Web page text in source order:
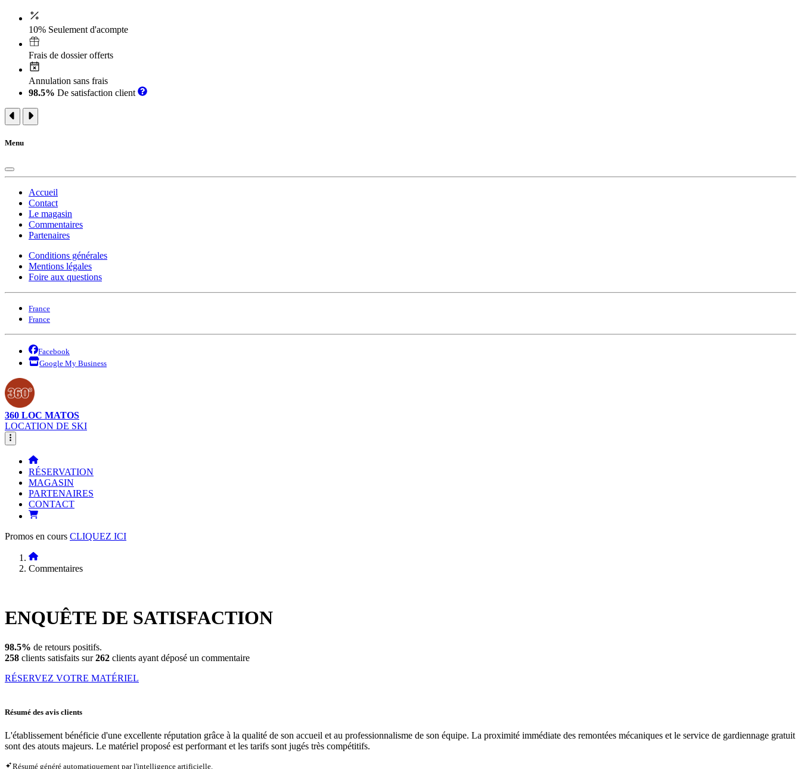
10% Seulement d'acompte
Frais de dossier offerts
Annulation sans frais
98.5% De satisfaction client
Menu
Accueil
Contact
Le magasin
Commentaires
Partenaires
Conditions générales
Mentions légales
Foire aux questions
France
France
Facebook
Google My Business
360 LOC MATOS
LOCATION DE SKI
RÉSERVATION
MAGASIN
PARTENAIRES
CONTACT
Promos en cours CLIQUEZ ICI
Commentaires
ENQUÊTE DE SATISFACTION
98.5% de retours positifs.
258 clients satisfaits sur262 clients ayant déposé un commentaire
RÉSERVEZ VOTRE MATÉRIEL
Résumé des avis clients
L'établissement bénéficie d'une excellente réputation grâce à la qualité de son accueil et au professionnalisme de son équipe. La proximité immédiate des remontées mécaniques et le service de gardiennage gratuit
sont des atouts majeurs. Le matériel proposé est performant et les tarifs sont jugés très compétitifs.
Résumé généré automatiquement par l'intelligence artificielle.